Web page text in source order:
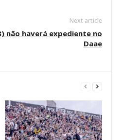
Next article
não haverá expediente no
Daae